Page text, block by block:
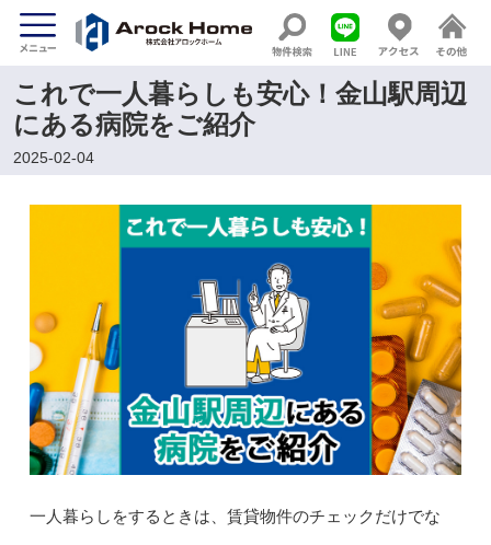
これで一人暮らしも安心！金山駅周辺
にある病院をご紹介
2025-02-04
一人暮らしをするときは、賃貸物件のチェックだけでな